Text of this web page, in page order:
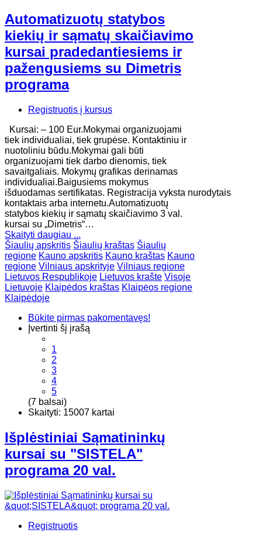
Automatizuotų statybos
kiekių ir sąmatų skaičiavimo
kursai pradedantiesiems ir
pažengusiems su Dimetris
programa
Registruotis į kursus
Kursai: – 100 Eur.Mokymai organizuojami
tiek individualiai, tiek grupėse. Kontaktiniu ir
nuotoliniu būdu.Mokymai gali būti
organizuojami tiek darbo dienomis, tiek
savaitgaliais. Mokymų grafikas derinamas
individualiai.Baigusiems mokymus
išduodamas sertifikatas. Registracija vyksta nurodytais
kontaktais arba internetu.Automatizuotų
statybos kiekių ir sąmatų skaičiavimo 3 val.
kursai su „Dimetris“…
Skaityti daugiau ...
Šiaulių apskritis Šiaulių kraštas Šiaulių
regione Kauno apskritis Kauno kraštas Kauno
regione Vilniaus apskrityje Vilniaus regione
Lietuvos Respublikoje Lietuvos krašte Visoje
Lietuvoje Klaipėdos kraštas Klaipėos regione
Klaipėdoje
Būkite pirmas pakomentavęs!
Įvertinti šį įrašą
1
2
3
4
5
(7 balsai)
Skaityti: 15007 kartai
Išplėstiniai Sąmatininkų
kursai su "SISTELA"
programa 20 val.
Registruotis